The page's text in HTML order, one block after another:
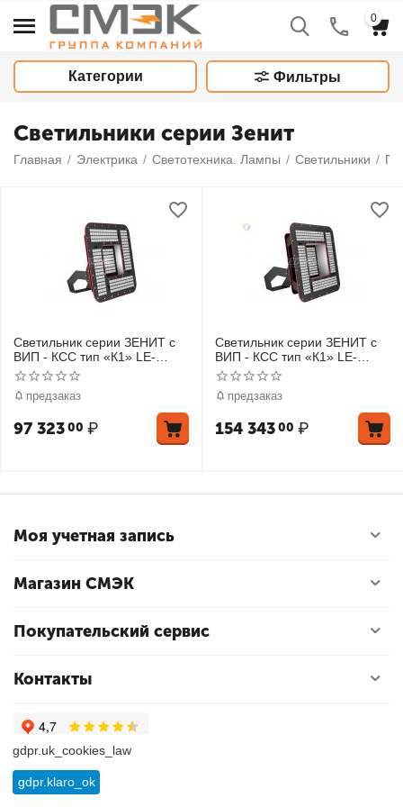
0
Категории Фильтры
Светильники серии Зенит
Главная / Электрика / Светотехника. Лампы / Светильники /
Светильник серии ЗЕНИТ с
ВИП - КСС тип «К1» LE-
СБУ-35-600-1779-67Х
предзаказ
97 32300 ₽
Светильник серии ЗЕНИТ с
ВИП - КСС тип «К1» LE-
СБУ-35-900-1378-67Х
предзаказ
154 34300 ₽
Моя учетная запись
Магазин СМЭК
Покупательский сервис
Контакты
gdpr.uk_cookies_law
gdpr.klaro_ok